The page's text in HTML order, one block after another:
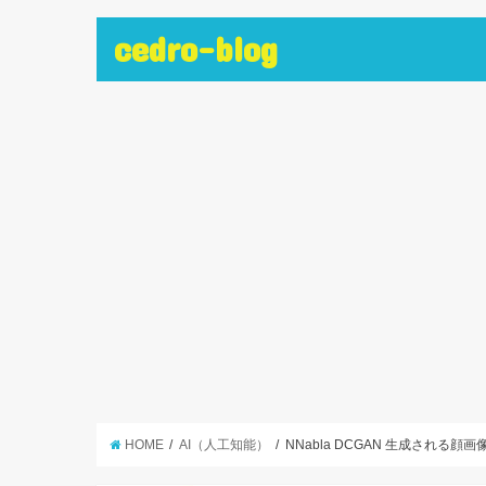
cedro-blog
HOME AI（人工知能） NNabla DCGAN 生成される顔画